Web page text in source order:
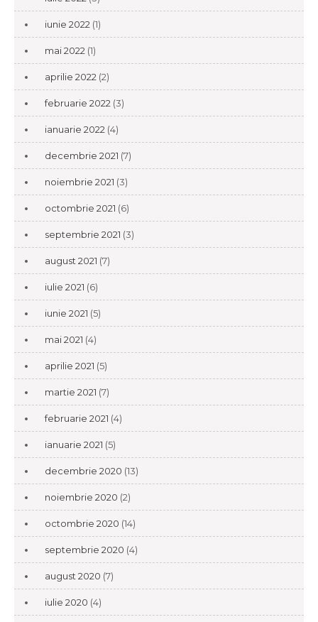
iunie 2022 (1)
mai 2022 (1)
aprilie 2022 (2)
februarie 2022 (3)
ianuarie 2022 (4)
decembrie 2021 (7)
noiembrie 2021 (3)
octombrie 2021 (6)
septembrie 2021 (3)
august 2021 (7)
iulie 2021 (6)
iunie 2021 (5)
mai 2021 (4)
aprilie 2021 (5)
martie 2021 (7)
februarie 2021 (4)
ianuarie 2021 (5)
decembrie 2020 (13)
noiembrie 2020 (2)
octombrie 2020 (14)
septembrie 2020 (4)
august 2020 (7)
iulie 2020 (4)